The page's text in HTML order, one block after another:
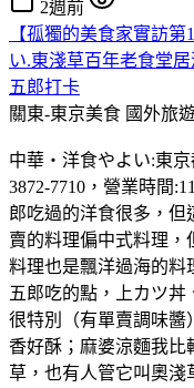
2週前
【孤獨的美食家實訪
い.東淺草百年老食堂
五郎打卡
關東-東京美食 國外旅
中華・洋食やよい:東
3872-7710，營業時間
郎吃過的洋食很多，但
賣的料理偏中式料理
料理也是飄洋過海的料
五郎吃的點，上カツ
很特別（有單賣調味醬
香好酥；麻婆涼麵我比
草，也有人管它叫奧淺